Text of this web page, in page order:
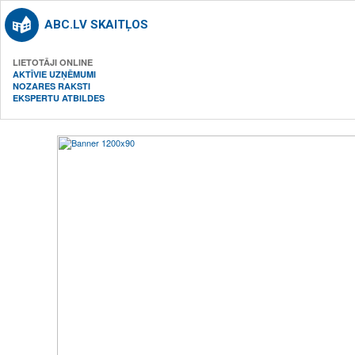
ABC.LV SKAITĻOS
LIETOTĀJI ONLINE
AKTĪVIE UZŅĒMUMI
NOZARES RAKSTI
EKSPERTU ATBILDES